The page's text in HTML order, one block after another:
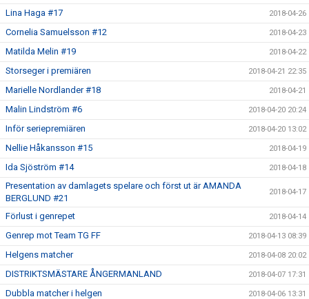
Lina Haga #17 2018-04-26
Cornelia Samuelsson #12 2018-04-23
Matilda Melin #19 2018-04-22
Storseger i premiären 2018-04-21 22:35
Marielle Nordlander #18 2018-04-21
Malin Lindström #6 2018-04-20 20:24
Inför seriepremiären 2018-04-20 13:02
Nellie Håkansson #15 2018-04-19
Ida Sjöström #14 2018-04-18
Presentation av damlagets spelare och först ut är AMANDA
BERGLUND #21
2018-04-17
Förlust i genrepet 2018-04-14
Genrep mot Team TG FF 2018-04-13 08:39
Helgens matcher 2018-04-08 20:02
DISTRIKTSMÄSTARE ÅNGERMANLAND 2018-04-07 17:31
Dubbla matcher i helgen 2018-04-06 13:31